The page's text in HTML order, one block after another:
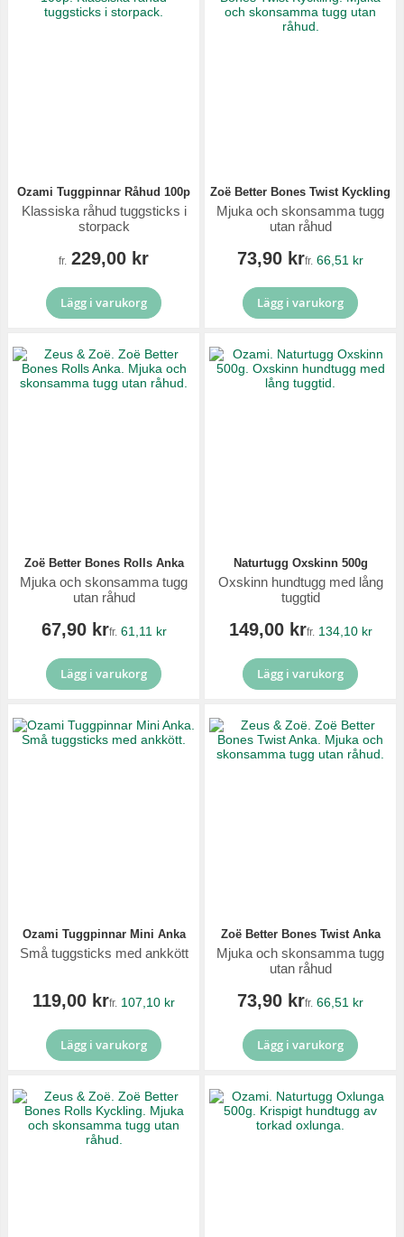
Ozami Tuggpinnar Råhud 100p
Klassiska råhud tuggsticks i
storpack
fr. 229,00 kr
Lägg i varukorg
Zoë Better Bones Twist Kyckling
Mjuka och skonsamma tugg
utan råhud
73,90 krfr. 66,51 kr
Lägg i varukorg
Zoë Better Bones Rolls Anka
Mjuka och skonsamma tugg
utan råhud
67,90 krfr. 61,11 kr
Lägg i varukorg
Naturtugg Oxskinn 500g
Oxskinn hundtugg med lång
tuggtid
149,00 krfr. 134,10 kr
Lägg i varukorg
Ozami Tuggpinnar Mini Anka
Små tuggsticks med ankkött
119,00 krfr. 107,10 kr
Lägg i varukorg
Zoë Better Bones Twist Anka
Mjuka och skonsamma tugg
utan råhud
73,90 krfr. 66,51 kr
Lägg i varukorg